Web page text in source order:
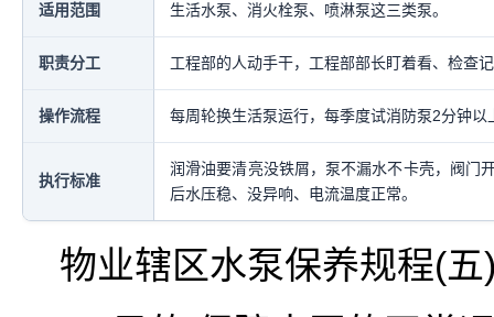
适用范围 生活水泵、消火栓泵、喷淋泵这三类泵。
职责分工 工程部的人动手干，工程部部长盯着看、检查
操作流程 每周轮换生活泵运行，每季度试消防泵2分钟
执行标准
润滑油要清亮没铁屑，泵不漏水不卡壳，阀门
后水压稳、没异响、电流温度正常。
物业辖区水泵保养规程(五